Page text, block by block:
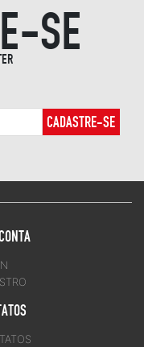
SE